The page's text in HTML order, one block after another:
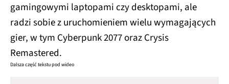
gamingowymi laptopami czy desktopami, ale
radzi sobie z uruchomieniem wielu wymagających
gier, w tym Cyberpunk 2077 oraz Crysis
Remastered.
Dalsza część tekstu pod wideo